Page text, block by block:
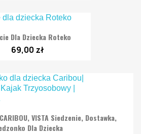
Dla Dziecka Roteko
69,00 zł
VISTA Siedzenie, Dostawka,
Dla Dziecka